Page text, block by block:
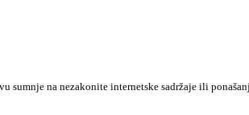
na nezakonite internetske sadržaje ili